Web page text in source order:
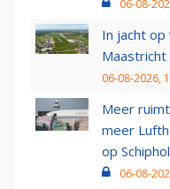
06-08-
In jacht
Maastricht
06-08-2026,
Meer
meer
op Schiphol
06-08-